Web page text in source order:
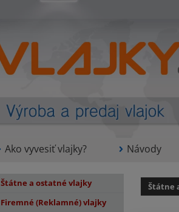
Ako vyvesiť vlajky? Návody
Štátne
Štátne a ostatné vlajky
Firemné (Reklamné) vlajky